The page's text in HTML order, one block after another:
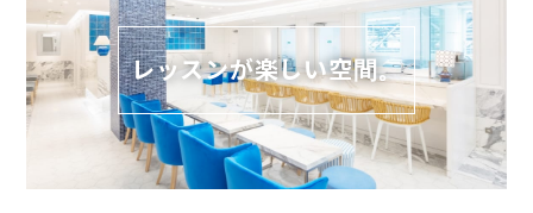
レッスンが楽しい空間。